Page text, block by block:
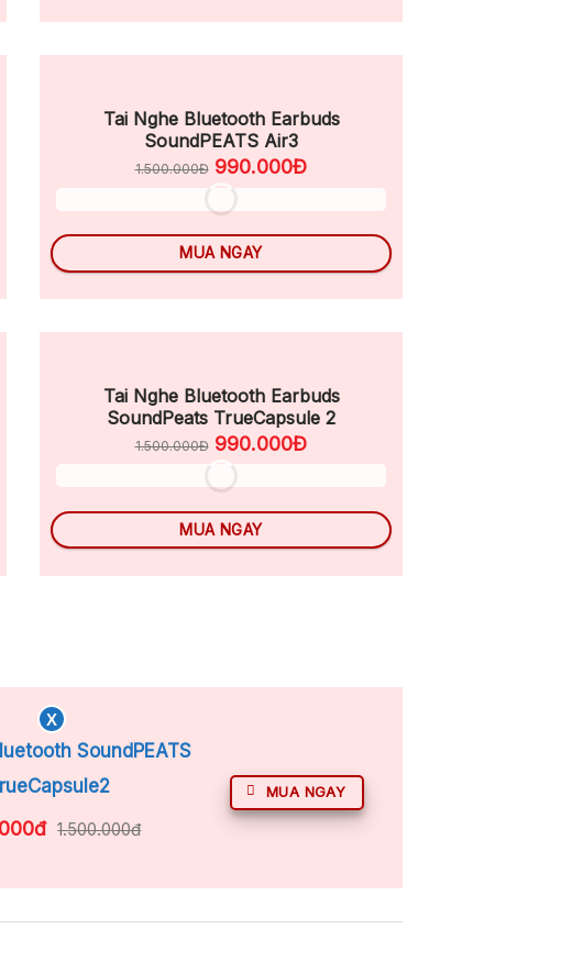
Tai Nghe Bluetooth Earbuds
SoundPEATS Air3
1.500.000Đ 990.000Đ
MUA NGAY
Tai Nghe Bluetooth Earbuds
SoundPeats TrueCapsule 2
1.500.000Đ 990.000Đ
MUA NGAY
SoundPEATS
1.500.000đ
MUA NGAY
X